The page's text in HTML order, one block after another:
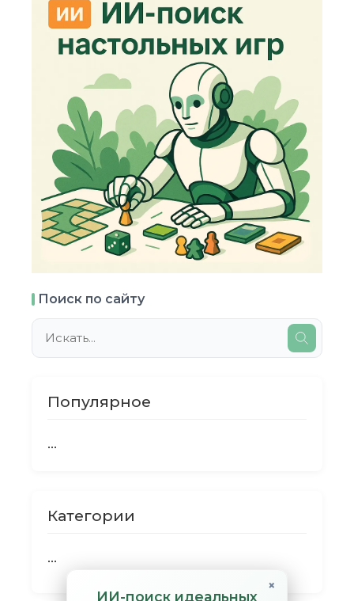
×
ИИ-поиск идеальных
Поиск по сайту
Популярное
...
Категории
...